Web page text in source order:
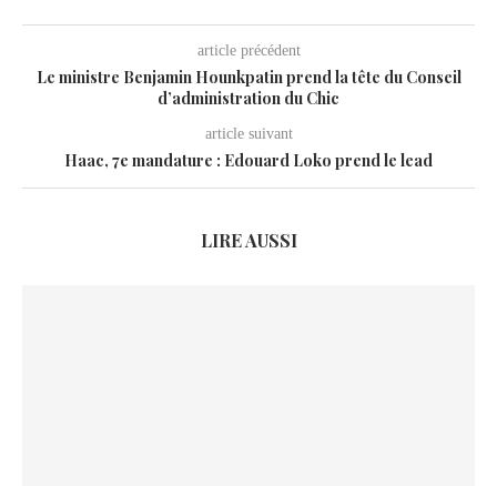
article précédent
Le ministre Benjamin Hounkpatin prend la tête du Conseil
d’administration du Chic
article suivant
Haac, 7e mandature : Edouard Loko prend le lead
LIRE AUSSI